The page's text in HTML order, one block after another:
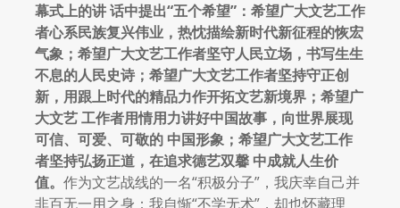
幕式上的讲话中提出“五个希望”：希望广大文艺工作
者心系民族复兴伟业， 热忱描绘新时代新征程的恢宏
气象；希望广大文艺工作者坚守人民立场，书写生生
不息的人民史诗；希望广大文艺工作者坚持守正创
新，用跟上时代的精品力作开拓文艺新境界；希望广
大文艺工作者用情用力讲好中国故事，向世界展现
可信、可爱、可敬的 中国形象；希望广大文艺工作
者坚持弘扬正道，在追求德艺双馨 中成就人生价
值。 作为文艺战线的一名“积极分子”，我庆幸自己并
非百无一用之身：我自惭“不学无术”，却也怀藏理